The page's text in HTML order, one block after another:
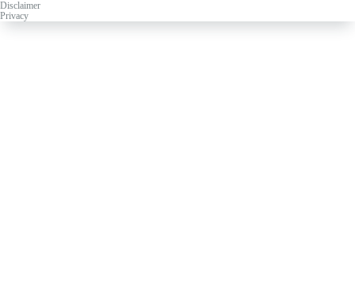
Disclaimer
Privacy